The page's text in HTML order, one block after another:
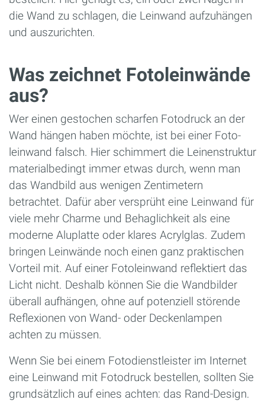
die Wand zu schlagen, die Leinwand aufzuhängen
und auszurichten.
Was zeichnet Fotoleinwände
aus?
Wer einen gestochen scharfen Fotodruck an der
Wand hängen haben möchte, ist bei einer Foto­
leinwand falsch. Hier schimmert die Leinenstruktur
materialbedingt immer etwas durch, wenn man
das Wandbild aus wenigen Zentimetern
betrachtet. Dafür aber versprüht eine Leinwand für
viele mehr Charme und Behaglichkeit als eine
moderne Aluplatte oder klares Acrylglas. Zudem
bringen Leinwände noch einen ganz praktischen
Vorteil mit. Auf einer Foto­leinwand reflektiert das
Licht nicht. Deshalb können Sie die Wandbilder
überall aufhängen, ohne auf potenziell störende
Reflexionen von Wand- oder Deckenlampen
achten zu müssen.
Wenn Sie bei einem Fotodienstleister im Internet
eine Leinwand mit Fotodruck bestellen, sollten Sie
grundsätzlich auf eines achten: das Rand-Design.